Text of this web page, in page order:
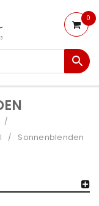
0
/
/ Sonnenblenden